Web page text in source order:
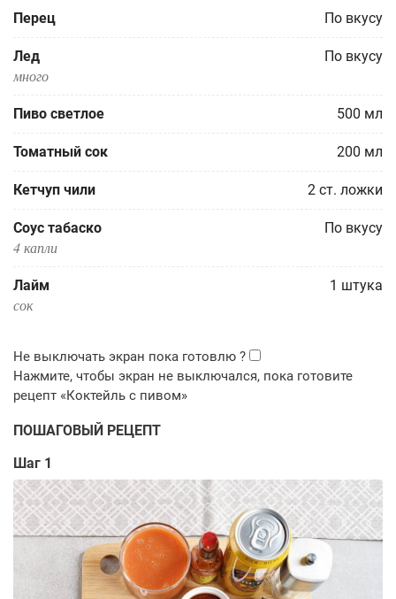
Перец По вкусу
Лед По вкусу
много
Пиво светлое 500 мл
Томатный сок 200 мл
Кетчуп чили 2 ст. ложки
Соус табаско По вкусу
4 капли
Лайм 1 штука
сок
ПОШАГОВЫЙ РЕЦЕПТ
Шаг 1